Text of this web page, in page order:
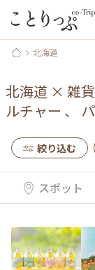
北海道
北海道 × 雑貨
ルチャー 、
絞り込む
スポット